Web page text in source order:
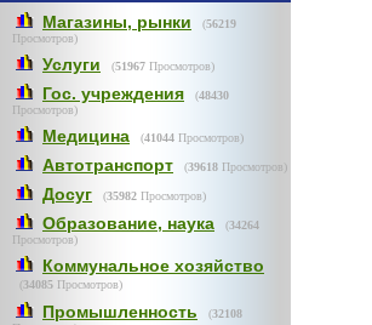
Магазины, рынки (56219
Просмотров)
Услуги (51967 Просмотров)
Гос. учреждения (48430
Просмотров)
Медицина (41044 Просмотров)
Автотранспорт (39618 Просмотров)
Досуг (35982 Просмотров)
Образование, наука (34264
Просмотров)
Коммунальное хозяйство
(34085 Просмотров)
Промышленность (32108